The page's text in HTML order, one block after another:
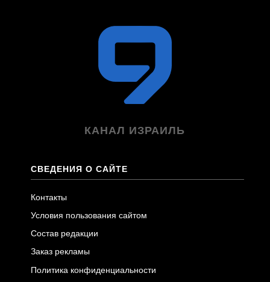
КАНАЛ ИЗРАИЛЬ
СВЕДЕНИЯ О САЙТЕ
Контакты
Условия пользования сайтом
Состав редакции
Заказ рекламы
Политика конфиденциальности